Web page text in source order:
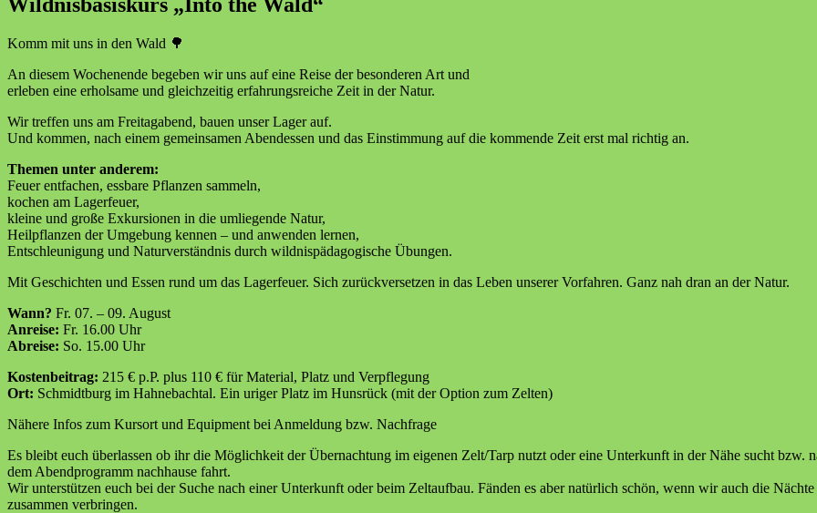
Komm mit uns in den Wald 🌳
An diesem Wochenende begeben wir uns auf eine Reise der besonderen Art und
erleben eine erholsame und gleichzeitig erfahrungsreiche Zeit in der Natur.
Wir treffen uns am Freitagabend, bauen unser Lager auf.
Und kommen, nach einem gemeinsamen Abendessen und das Einstimmung auf die kommende Zeit erst mal richtig an.
Themen unter anderem:
Feuer entfachen, essbare Pflanzen sammeln,
kochen am Lagerfeuer,
kleine und große Exkursionen in die umliegende Natur,
Heilpflanzen der Umgebung kennen – und anwenden lernen,
Entschleunigung und Naturverständnis durch wildnispädagogische Übungen.
Mit Geschichten und Essen rund um das Lagerfeuer. Sich zurückversetzen in das Leben unserer Vorfahren. Ganz nah dran an der Natur.
Wann? Fr. 07. – 09. August
Anreise: Fr. 16.00 Uhr
Abreise: So. 15.00 Uhr
Kostenbeitrag: 215 € p.P. plus 110 € für Material, Platz und Verpflegung
Ort: Schmidtburg im Hahnebachtal. Ein uriger Platz im Hunsrück (mit der Option zum Zelten)
Nähere Infos zum Kursort und Equipment bei Anmeldung bzw. Nachfrage
Es bleibt euch überlassen ob ihr die Möglichkeit der Übernachtung im eigenen Zelt/Tarp nutzt oder eine Unterkunft in der Nähe sucht bzw.
dem Abendprogramm nachhause fahrt.
Wir unterstützen euch bei der Suche nach einer Unterkunft oder beim Zeltaufbau. Fänden es aber natürlich schön, wenn wir auch die Nächte
zusammen verbringen.